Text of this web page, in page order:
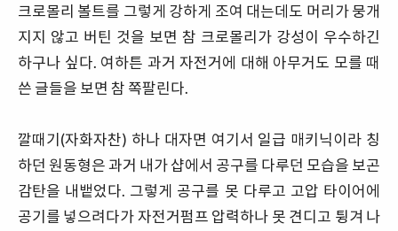
크로몰리 볼트를 그렇게 강하게 조여 대는데도 머리가 뭉개
지지 않고 버틴 것을 보면 참 크로몰리가 강성이 우수하긴
하구나 싶다. 여하튼 과거 자전거에 대해 아무거도 모를 때
쓴 글들을 보면 참 쪽팔린다.
깔때기(자화자찬) 하나 대자면 여기서 일급 매키닉이라 칭
하던 원동형은 과거 내가 샵에서 공구를 다루던 모습을 보곤
감탄을 내뱉었다. 그렇게 공구를 못 다루고 고압 타이어에
공기를 넣으려다가 자전거펌프 압력하나 못 견디고 튕겨 나